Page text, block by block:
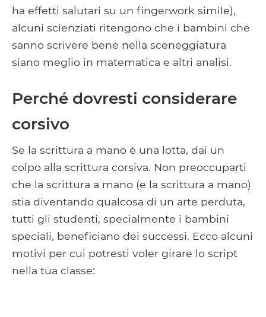
ha effetti salutari su un fingerwork simile),
alcuni scienziati ritengono che i bambini che
sanno scrivere bene nella sceneggiatura
siano meglio in matematica e altri analisi.
Perché dovresti considerare
corsivo
Se la scrittura a mano è una lotta, dai un
colpo alla scrittura corsiva. Non preoccuparti
che la scrittura a mano (e la scrittura a mano)
stia diventando qualcosa di un arte perduta,
tutti gli studenti, specialmente i bambini
speciali, beneficiano dei successi. Ecco alcuni
motivi per cui potresti voler girare lo script
nella tua classe: